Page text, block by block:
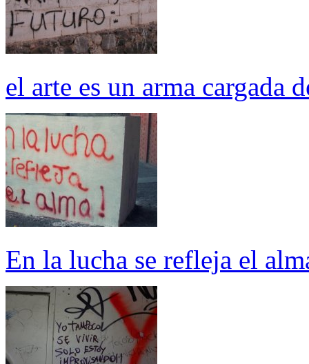
el arte es un arma cargada
En la lucha se refleja el